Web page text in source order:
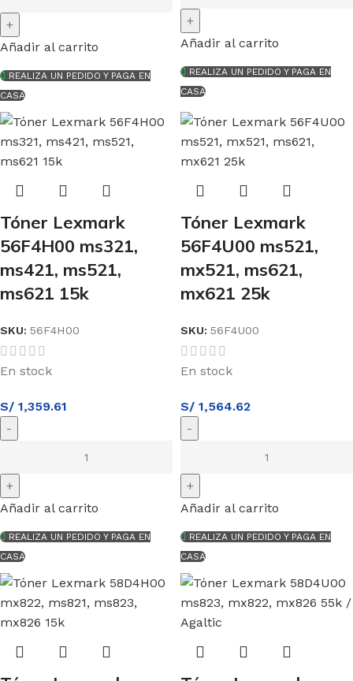
Añadir al carrito
REALIZA UN PEDIDO Y PAGA EN
CASA
Añadir al carrito
REALIZA UN PEDIDO Y PAGA EN
CASA
Tóner Lexmark
56F4H00 ms321,
ms421, ms521,
ms621 15k
SKU: 56F4H00
En stock
S/ 1,359.61
Añadir al carrito
REALIZA UN PEDIDO Y PAGA EN
CASA
Tóner Lexmark
56F4U00 ms521,
mx521, ms621,
mx621 25k
SKU: 56F4U00
En stock
S/ 1,564.62
Añadir al carrito
REALIZA UN PEDIDO Y PAGA EN
CASA